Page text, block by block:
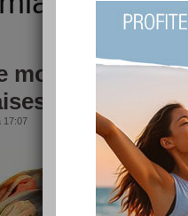
moules a la
17:07